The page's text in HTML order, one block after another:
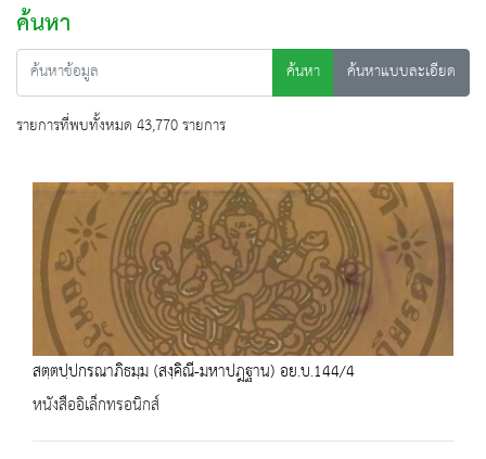
ค้นหา
ค้นหา
ค้นหาแบบละเอียด
รายการที่พบทั้งหมด 43,770 รายการ
สตฺตปฺปกรณาภิธมฺม (สงฺคิณี-มหาปฎฐาน) อย.บ.144/4
หนังสืออิเล็กทรอนิกส์